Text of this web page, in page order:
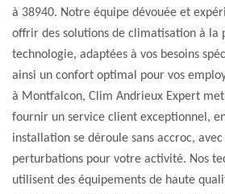
à 38940. Notre équipe dévouée et
offrir des solutions de climatisation à la
technologie, adaptées à vos besoins
ainsi un confort optimal pour vos
à Montfalcon, Clim Andrieux Expert
fournir un service client exceptionnel,
installation se déroule sans accroc,
perturbations pour votre activité. Nos
utilisent des équipements de haute